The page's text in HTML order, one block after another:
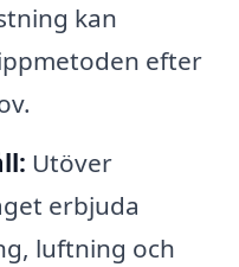
kan
efter
Utöver
erbjuda
luftning och